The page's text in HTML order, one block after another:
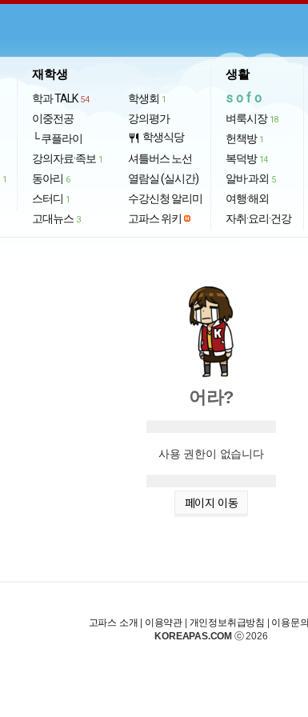
1
재학생
학과 TALK 54
이중전공
└ 쿠플라이
강의자료·족보 1
동아리 6
스터디 1
고대뉴스 3
학생회 1
강의평가
restaurant 학생식당
셔틀버스 노선
열람실 (실시간)
수강신청 알리미
고파스 위키
생활
sofo
벼룩시장 18
헌책방 1
복덕방 14
알바·과외 5
여행·해외
자취·요리·건강
어라?
사용 권한이 없습니다
페이지 이동
고파스 소개 이용약관 개인정보취급방침 이용문의
KOREAPAS.COM ⓒ 2026